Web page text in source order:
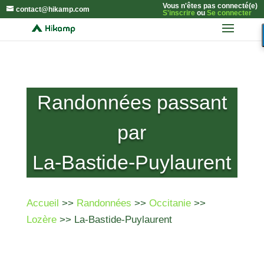
contact@hikamp.com
Vous n'êtes pas connecté(e)
S'inscrireou Se connecter
Randonnées passant
par
La-Bastide-Puylaurent
Accueil >> Randonnées >> Occitanie>>
Lozère>> La-Bastide-Puylaurent